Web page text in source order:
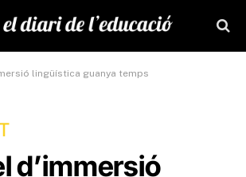
lingüística guanya temps
d’immersió